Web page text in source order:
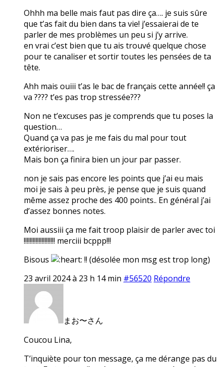
Ohhh ma belle mais faut pas dire ça…. je suis sûre
que t’as fait du bien dans ta vie! j’essaierai de te
parler de mes problèmes un peu si j’y arrive.
en vrai c’est bien que tu ais trouvé quelque chose
pour te canaliser et sortir toutes les pensées de ta
tête.
Ahh mais ouiii t’as le bac de français cette année!! ça
va ???? t’es pas trop stressée???
Non ne t’excuses pas je comprends que tu poses la
question…
Quand ça va pas je me fais du mal pour tout
extérioriser….
Mais bon ça finira bien un jour par passer.
non je sais pas encore les points que j’ai eu mais
moi je sais à peu près, je pense que je suis quand
même assez proche des 400 points.. En général j’ai
d’assez bonnes notes.
Moi aussiii ça me fait troop plaisir de parler avec toi
!!!!!!!!!!!!!!!!!!!!! merciii bcppp!!!
Bisous
!! (désolée mon msg est trop long)
23 avril 2024 à 23 h 14 min #56520 Répondre
まお〜さん
Coucou Lina,
T’inquiète pour ton message, ça me dérange pas du